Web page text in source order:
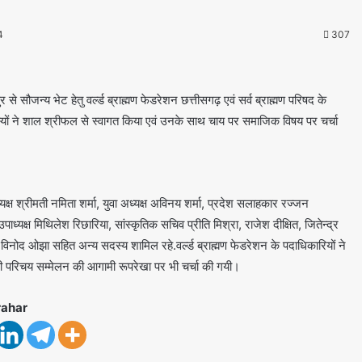
307
से सौजन्य भेट हेतु वर्ल्ड ब्राह्मण फेडरेशन छत्तीसगढ़ एवं सर्व ब्राह्मण परिषद के
ने शाल श्रीफल से स्वागत किया एवं उनके साथ चाय पर समाजिक विषय पर चर्चा
नमिता शर्मा, युवा अध्यक्ष अविनय शर्मा, प्रदेश सलाहकार रज्जन
मिथिलेश रिछारिया, सांस्कृतिक सचिव प्रीति मिश्रा, राजेश दीक्षित, जितेन्द्र
ओझा सहित अन्य सदस्य शामिल रहे.वर्ल्ड ब्राह्मण फेडरेशन के पदाधिकारियों ने
सम्मेलन की आगामी रूपरेखा पर भी चर्चा की गयी।